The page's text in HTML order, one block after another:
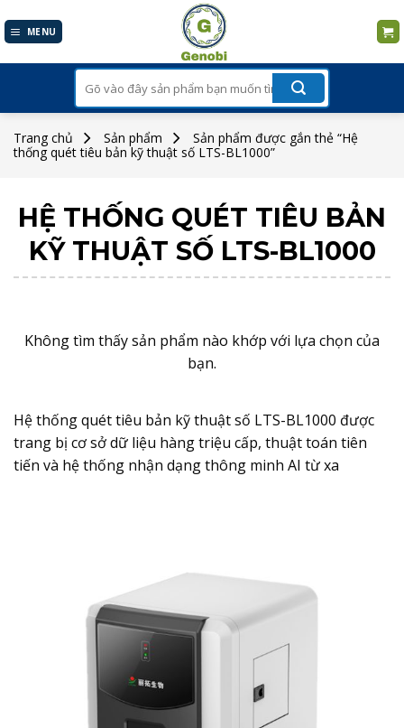
to
MENU
kiếm:
Trang chủ Sản phẩm
Sản phẩm được gắn thẻ “Hệ
thống quét tiêu bản kỹ thuật số LTS-BL1000”
HỆ THỐNG QUÉT TIÊU BẢN
KỸ THUẬT SỐ LTS-BL1000
Hệ thống quét tiêu bản kỹ thuật số LTS-BL1000 được
trang bị cơ sở dữ liệu hàng triệu cấp, thuật toán tiên
tiến và hệ thống nhận dạng thông minh AI từ xa
Không tìm thấy sản phẩm nào khớp với lựa chọn của
bạn.